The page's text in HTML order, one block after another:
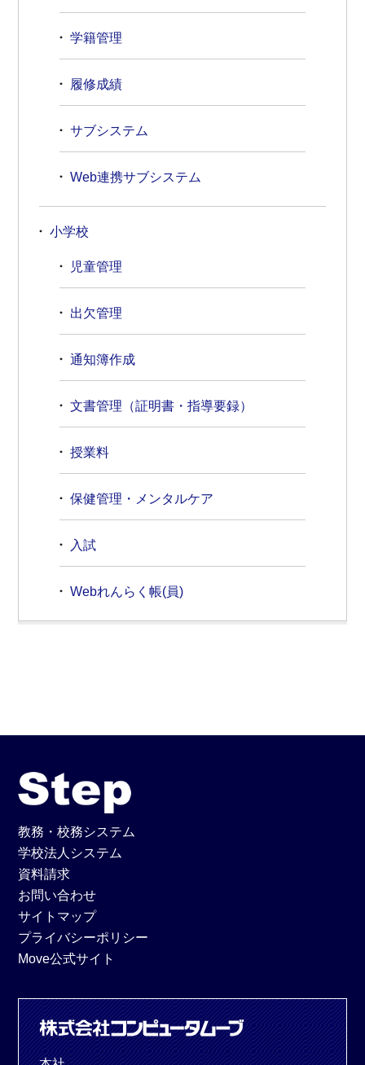
学籍管理
履修成績
サブシステム
Web連携サブシステム
小学校
児童管理
出欠管理
通知簿作成
文書管理（証明書・指導要録）
授業料
保健管理・メンタルケア
入試
Webれんらく帳(員)
教務・校務システム
学校法人システム
資料請求
お問い合わせ
サイトマップ
プライバシーポリシー
Move公式サイト